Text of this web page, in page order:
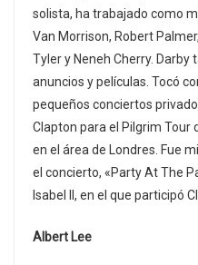
solista, ha trabajado como
Van Morrison, Robert
Tyler y Neneh Cherry.
anuncios y películas. Tocó
pequeños conciertos
Clapton para el Pilgrim Tour
en el área de Londres. Fue
el concierto, «Party At The
Isabel II, en el que participó
Albert Lee